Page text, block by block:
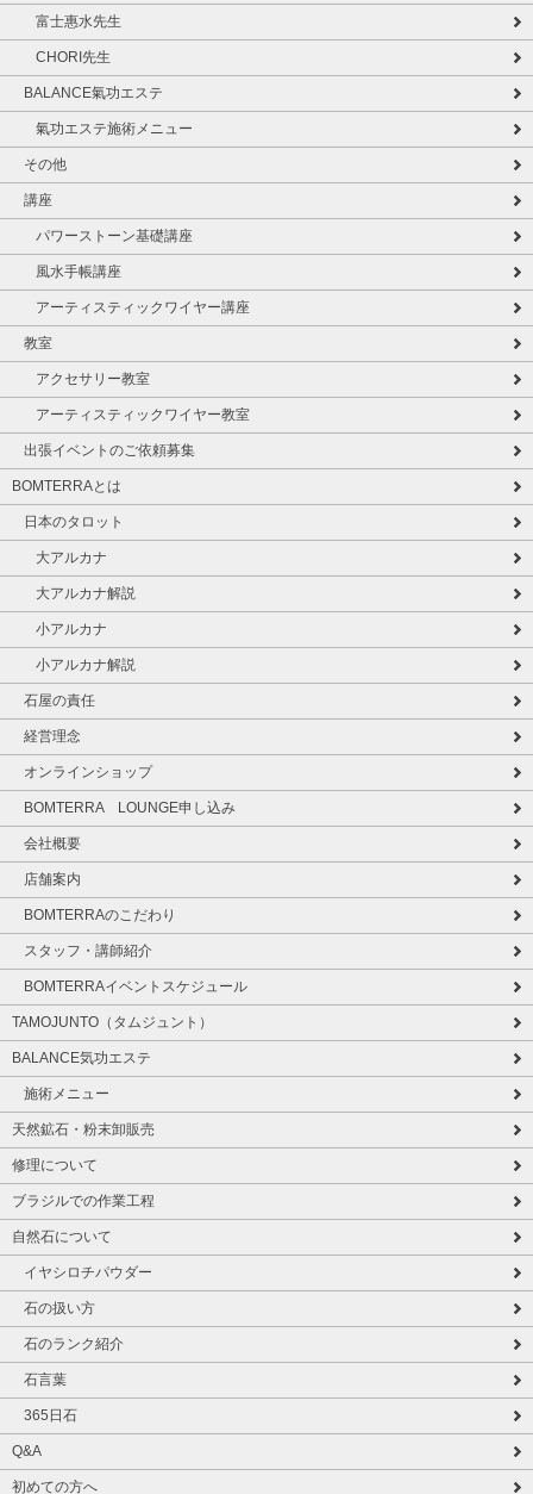
富士惠水先生
CHORI先生
BALANCE氣功エステ
氣功エステ施術メニュー
その他
講座
パワーストーン基礎講座
風水手帳講座
アーティスティックワイヤー講座
教室
アクセサリー教室
アーティスティックワイヤー教室
出張イベントのご依頼募集
BOMTERRAとは
日本のタロット
大アルカナ
大アルカナ解説
小アルカナ
小アルカナ解説
石屋の責任
経営理念
オンラインショップ
BOMTERRA LOUNGE申し込み
会社概要
店舗案内
BOMTERRAのこだわり
スタッフ・講師紹介
BOMTERRAイベントスケジュール
TAMOJUNTO（タムジュント）
BALANCE気功エステ
施術メニュー
天然鉱石・粉末卸販売
修理について
ブラジルでの作業工程
自然石について
イヤシロチパウダー
石の扱い方
石のランク紹介
石言葉
365日石
Q&A
初めての方へ